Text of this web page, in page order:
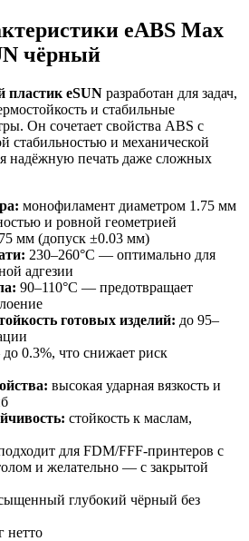
eABS Max
чёрный
пластик eSUN разработан для задач,
и стабильные
Он сочетает свойства ABS с
стабильностью и механической
надёжную печать даже сложных
монофиламент диаметром 1.75 мм
и ровной геометрией
мм (допуск ±0.03 мм)
230–260°C — оптимально для
адгезии
90–110°C — предотвращает
готовых изделий: до 95–
0.3%, что снижает риск
высокая ударная вязкость и
стойкость к маслам,
для FDM/FFF-принтеров с
и желательно — с закрытой
глубокий чёрный без
нетто